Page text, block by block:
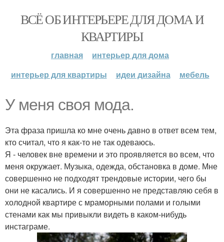
ВСЁ ОБ ИНТЕРЬЕРЕ ДЛЯ ДОМА И
КВАРТИРЫ
главная
интерьер для дома
интерьер для квартиры
идеи дизайна мебель
У меня своя мода.
Эта фраза пришла ко мне очень давно в ответ всем тем,
кто считал, что я как-то не так одеваюсь.
Я - человек вне времени и это проявляется во всем, что
меня окружает. Музыка, одежда, обстановка в доме. Мне
совершенно не подходят трендовые истории, чего бы
они не касались. И я совершенно не представляю себя в
холодной квартире с мраморными полами и голыми
стенами как мы привыкли видеть в каком-нибудь
инстаграме.